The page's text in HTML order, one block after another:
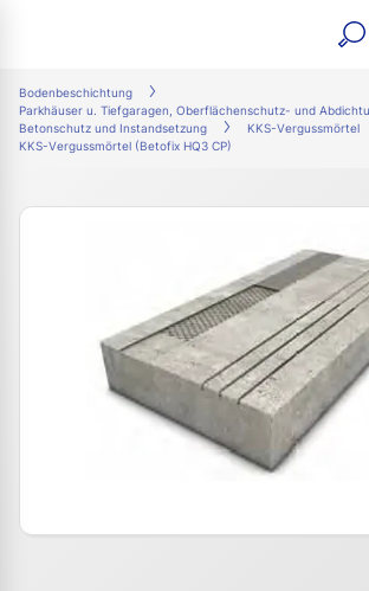
Bodenbeschichtung
Parkhäuser u. Tiefgaragen, Oberflächenschutz- und
Betonschutz und Instandsetzung
KKS-Vergussmörtel
KKS-Vergussmörtel (Betofix HQ3 CP)